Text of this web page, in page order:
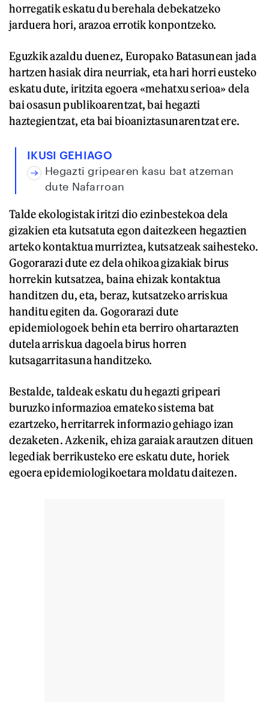
horregatik eskatu du berehala debekatzeko
jarduera hori, arazoa errotik konpontzeko.
Eguzkik azaldu duenez, Europako Batasunean jada
hartzen hasiak dira neurriak, eta hari horri eusteko
eskatu dute, iritzita egoera «mehatxu serioa» dela
bai osasun publikoarentzat, bai hegazti
haztegientzat, eta bai bioaniztasunarentzat ere.
IKUSI GEHIAGO
Hegazti gripearen kasu bat atzeman
dute Nafarroan
Talde ekologistak iritzi dio ezinbestekoa dela
gizakien eta kutsatuta egon daitezkeen hegaztien
arteko kontaktua murriztea, kutsatzeak saihesteko.
Gogorarazi dute ez dela ohikoa gizakiak birus
horrekin kutsatzea, baina ehizak kontaktua
handitzen du, eta, beraz, kutsatzeko arriskua
handitu egiten da. Gogorarazi dute
epidemiologoek behin eta berriro ohartarazten
dutela arriskua dagoela birus horren
kutsagarritasuna handitzeko.
Bestalde, taldeak eskatu du hegazti gripeari
buruzko informazioa emateko sistema bat
ezartzeko, herritarrek informazio gehiago izan
dezaketen. Azkenik, ehiza garaiak arautzen dituen
legediak berrikusteko ere eskatu dute, horiek
egoera epidemiologikoetara moldatu daitezen.